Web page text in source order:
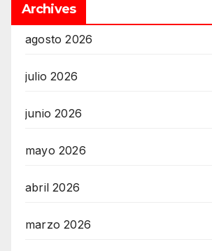
Archives
agosto 2026
julio 2026
junio 2026
mayo 2026
abril 2026
marzo 2026